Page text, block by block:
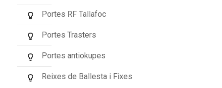
Portes RF Tallafoc
Portes Trasters
Portes antiokupes
Reixes de Ballesta i Fixes